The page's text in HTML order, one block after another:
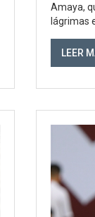
Amaya,
lágrimas
público
LEER